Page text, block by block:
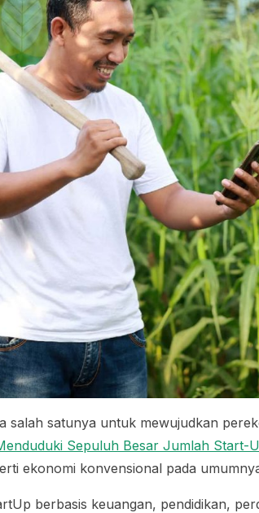
salah satunya untuk mewujudkan
Sepuluh Besar Jumlah Start-
ekonomi konvensional pada
berbasis keuangan, pendidikan,